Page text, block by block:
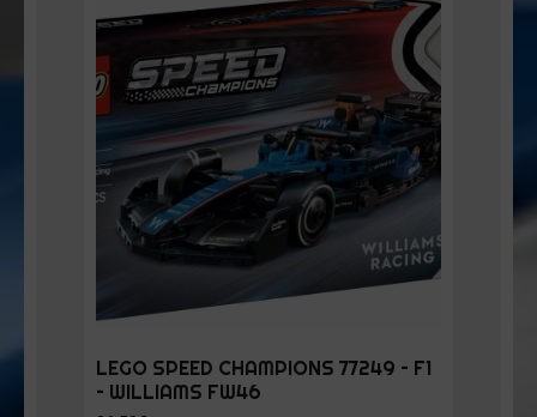
LEGO SPEED CHAMPIONS 77249 – F1
– WILLIAMS FW46